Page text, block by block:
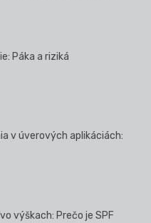
Páka a riziká
v úverových aplikáciách:
výškach: Prečo je SPF